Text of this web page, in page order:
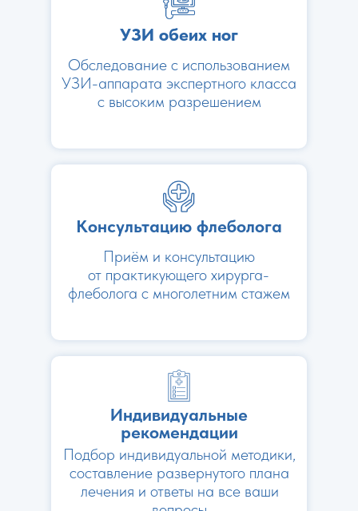
УЗИ обеих ног
Обследование с использованием
УЗИ-аппарата экспертного класса
с высоким разрешением
Индивидуальные
рекомендации
Подбор индивидуальной методики,
составление развернутого плана
лечения и ответы на все ваши
Консультацию флеболога
Приём и консультацию
от практикующего хирурга-
флеболога с многолетним стажем